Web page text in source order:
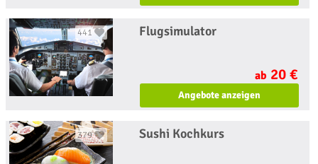
441 Flugsimulator
ab 20 €
Angebote anzeigen
379 Sushi Kochkurs